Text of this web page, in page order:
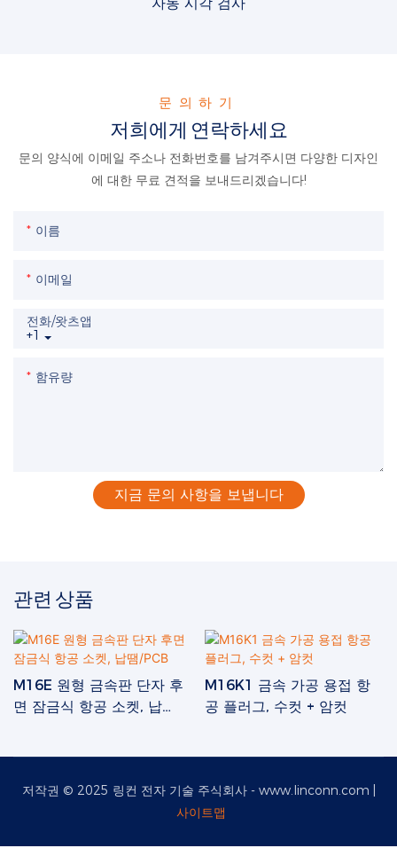
문의하기
저희에게 연락하세요
문의 양식에 이메일 주소나 전화번호를 남겨주시면 다양한 디자인
에 대한 무료 견적을 보내드리겠습니다!
이름
이메일
+1
전화/왓츠앱
함유량
지금 문의 사항을 보냅니다
관련 상품
M16E 원형 금속판 단자 후
면 잠금식 항공 소켓, 납
M16K1 금속 가공 용접 항
공 플러그, 수컷 + 암컷
저작권 © 2025 링컨 전자 기술 주식회사 - www.linconn.com
사이트맵